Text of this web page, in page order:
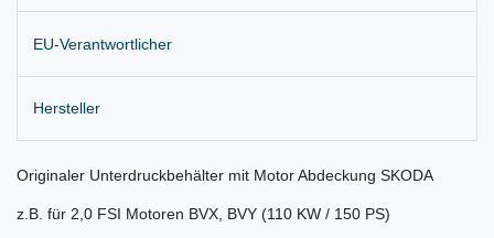
EU-Verantwortlicher
Hersteller
Originaler Unterdruckbehälter mit Motor Abdeckung SKODA
z.B. für 2,0 FSI Motoren BVX, BVY (110 KW / 150 PS)